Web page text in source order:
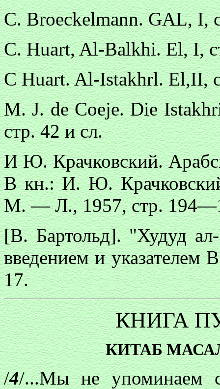
C. Broeckelmann. GAL, I,
С. Huart, Al-Balkhi. El, I,
С Huart. Al-Istakhrl. El,II,
M. J. de Coeje. Die
стр. 42 и сл.
И Ю. Крачковский.
В кн.: И. Ю.
М. — Л., 1957, стр.
[В. Бартольд]. "Худуд
введением и указателем
17.
КНИГА
КИТАБ
/4/...Мы не упоминаем